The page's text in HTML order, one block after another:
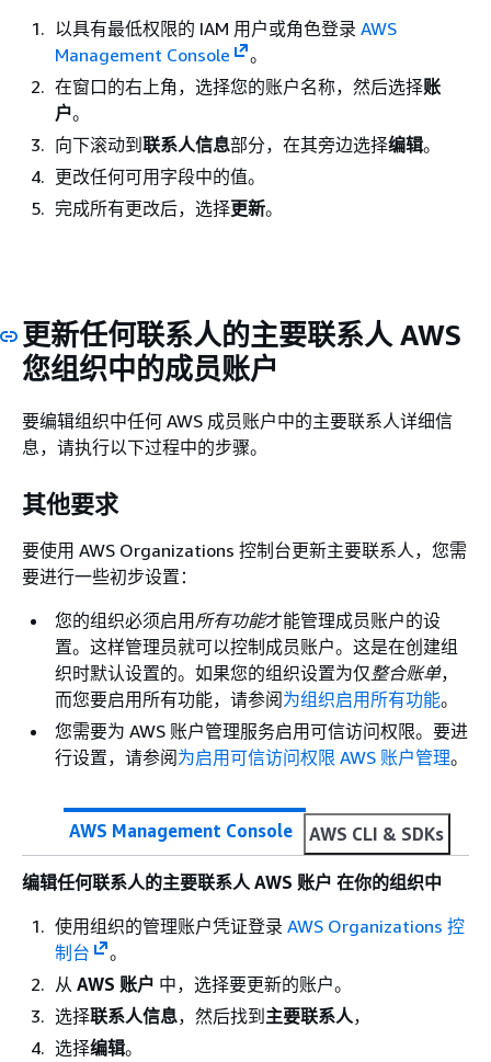
以具有最低权限的 IAM 用户或角色登录 AWS
Management Console
。
在窗口的右上角，选择您的账户名称，然后选择账
户。
向下滚动到 联系人信息部分，在其旁边选择编辑。
更改任何可用字段中的值。
完成所有更改后，选择更新。
更新任何联系人的主要联系人 AWS
您组织中的成员账户
要编辑组织中任何 AWS 成员账户中的主要联系人详细信
息，请执行以下过程中的步骤。
其他要求
要使用 AWS Organizations 控制台更新主要联系人，您需
要进行一些初步设置：
您的组织必须启用所有功能才能管理成员账户的设
置。这样管理员就可以控制成员账户。这是在创建组
织时默认设置的。如果您的组织设置为仅整合账单，
而您要启用所有功能，请参阅为组织启用所有功能。
您需要为 AWS 账户管理服务启用可信访问权限。要进
行设置，请参阅为启用可信访问权限 AWS 账户管理。
AWS Management Console AWS CLI & SDKs
编辑任何联系人的主要联系人 AWS 账户 在你的组织中
使用组织的管理账户凭证登录 AWS Organizations 控
制台
。
从 AWS 账户 中，选择要更新的账户。
选择联系人信息，然后找到主要联系人，
选择编辑。